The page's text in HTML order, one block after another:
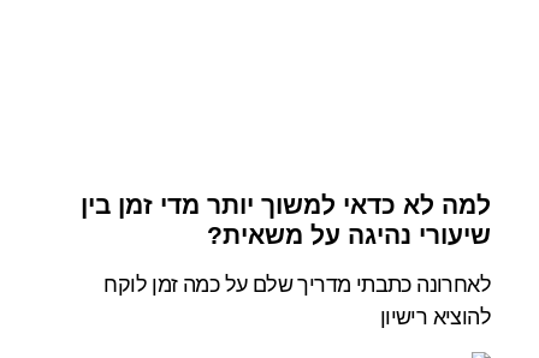
למה לא כדאי למשוך יותר מדי זמן בין
שיעורי נהיגה על משאית?
לאחרונה כתבתי מדריך שלם על כמה זמן לוקח
להוציא רישיון